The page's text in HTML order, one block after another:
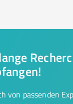
von passenden